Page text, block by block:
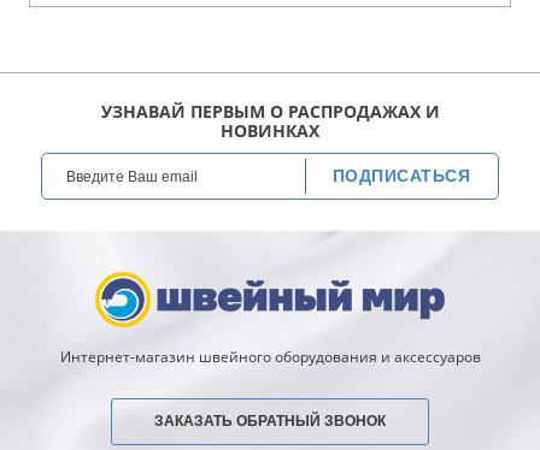
УЗНАВАЙ ПЕРВЫМ О РАСПРОДАЖАХ И
НОВИНКАХ
ПОДПИСАТЬСЯ
Интернет-магазин швейного оборудования и аксессуаров
ЗАКАЗАТЬ ОБРАТНЫЙ ЗВОНОК